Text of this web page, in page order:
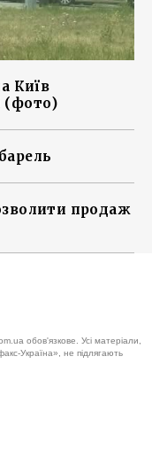
Київ
(фото)
продаж
обов'язкове. Усі матеріали,
Україна», не підлягають